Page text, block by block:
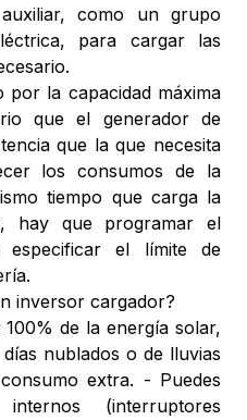
como un grupo
para cargar las
por la capacidad máxima
que el generador de
que la que necesita
los consumos de la
tiempo que carga la
hay que programar el
especificar el límite de
inversor cargador?
de la energía solar,
nublados o de lluvias
extra. - Puedes
(interruptores